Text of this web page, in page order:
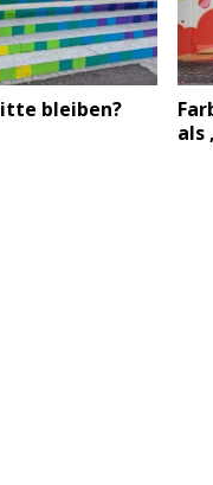
bleiben?
als